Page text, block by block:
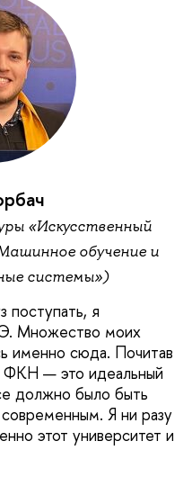
«Искусственный
обучение и
системы»)
поступать, я
Множество моих
именно сюда. Почитав
ФКН — это идеальный
должно было быть
Я ни разу
этот университет и